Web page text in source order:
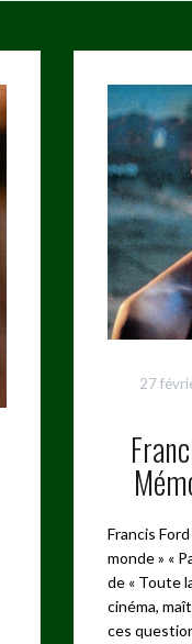
27
Francis
monde » «
de « Toute
cinéma,
ces